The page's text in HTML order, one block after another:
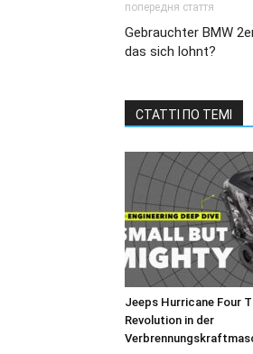
попередня стаття
Gebrauchter BMW
das sich lohnt?
СТАТТІ ПО ТЕМІ
Jeeps Hurricane Four
Revolution in der